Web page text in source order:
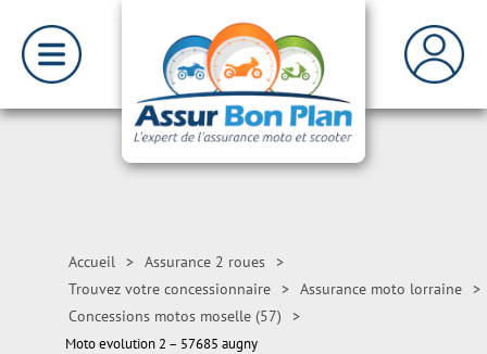
Accueil > Assurance 2 roues >
Trouvez votre concessionnaire > Assurance moto lorraine >
Concessions motos moselle (57)
>
Moto evolution 2 – 57685 augny